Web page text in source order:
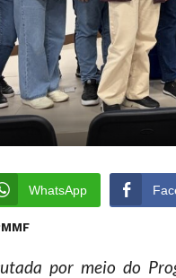
WhatsApp
por meio do